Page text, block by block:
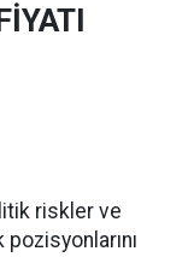
riskler ve